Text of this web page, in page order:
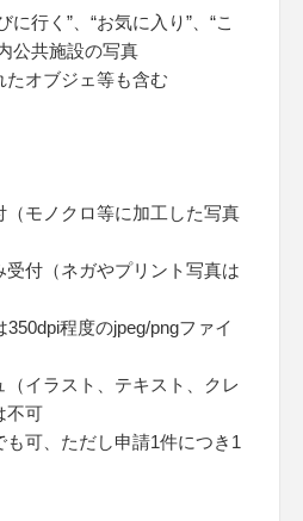
行く”、“お気に入り”、“こ
公共施設の写真
オブジェ等も含む
モノクロ等に加工した写真
付（ネガやプリント写真は
程度のjpeg/pngファイ
イラスト、テキスト、クレ
不可
可、ただし申請1件につき1